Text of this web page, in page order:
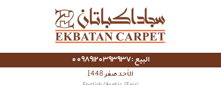
البيع :00989120393937
الأحد صفر 1448